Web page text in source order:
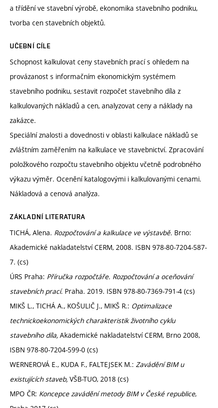
a třídění ve stavební výrobě, ekonomika stavebního podniku,
tvorba cen stavebních objektů.
UČEBNÍ CÍLE
Schopnost kalkulovat ceny stavebních prací s ohledem na
provázanost s informačním ekonomickým systémem
stavebního podniku, sestavit rozpočet stavebního díla z
kalkulovaných nákladů a cen, analyzovat ceny a náklady na
zakázce.
Speciální znalosti a dovednosti v oblasti kalkulace nákladů se
zvláštním zaměřením na kalkulace ve stavebnictví. Zpracování
položkového rozpočtu stavebního objektu včetně podrobného
výkazu výměr. Ocenění katalogovými i kalkulovanými cenami.
Nákladová a cenová analýza.
ZÁKLADNÍ LITERATURA
TICHÁ, Alena. Rozpočtování a kalkulace ve výstavbě. Brno:
Akademické nakladatelství CERM, 2008. ISBN 978-80-7204-587-
7. (cs)
ÚRS Praha: Příručka rozpočtáře. Rozpočtování a oceňování
stavebních prací. Praha. 2019. ISBN 978-80-7369-791-4 (cs)
MIKŠ L., TICHÁ A., KOŠULIČ J., MIKŠ R.: Optimalizace
technickoekonomických charakteristik životního cyklu
stavebního díla, Akademické nakladatelství CERM, Brno 2008,
ISBN 978-80-7204-599-0 (cs)
WERNEROVÁ E., KUDA F., FALTEJSEK M.: Zavádění BIM u
existujících staveb, VŠB-TUO, 2018 (cs)
MPO ČR: Koncepce zavádění metody BIM v České republice,